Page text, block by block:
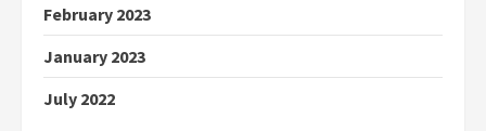
February 2023
January 2023
July 2022